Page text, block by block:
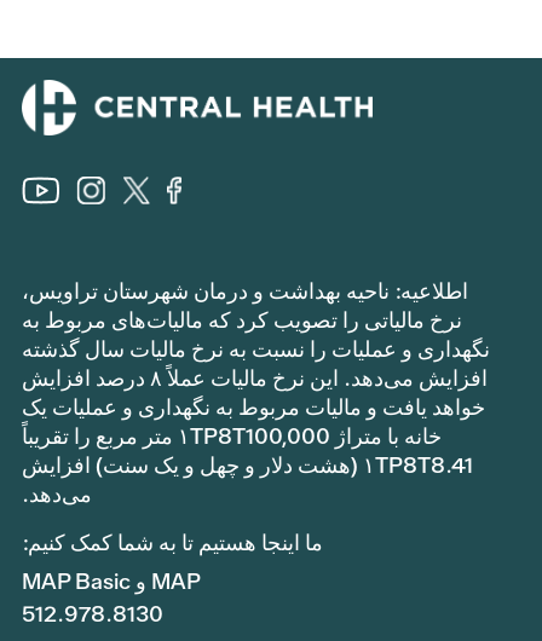
اطلاعیه: ناحیه بهداشت و درمان شهرستان تراویس،
نرخ مالیاتی را تصویب کرد که مالیات‌های مربوط به
نگهداری و عملیات را نسبت به نرخ مالیات سال گذشته
افزایش می‌دهد. این نرخ مالیات عملاً ۸ درصد افزایش
خواهد یافت و مالیات مربوط به نگهداری و عملیات یک
خانه با متراژ ۱TP8T100,000 متر مربع را تقریباً
۱TP8T8.41 (هشت دلار و چهل و یک سنت) افزایش
می‌دهد.
ما اینجا هستیم تا به شما کمک کنیم:
MAP و MAP Basic
512.978.8130